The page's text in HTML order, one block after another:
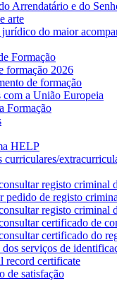
Arrendatário e do
arte
do maior
Formação
formação 2026
de formação
com a União Europeia
Formação
HELP
curriculares/
registo criminal
pedido de registo
registo criminal
certificado de
certificado do
dos serviços de
record certificate
de satisfação